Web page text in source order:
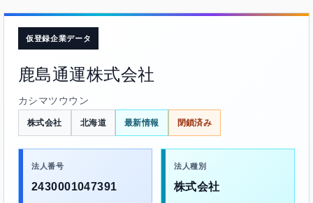
仮登録企業データ
鹿島通運株式会社
カシマツウウン
株式会社 北海道 最新情報 閉鎖済み
法人番号
2430001047391
法人種別
株式会社